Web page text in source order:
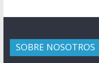
SOBRE NOSOTROS